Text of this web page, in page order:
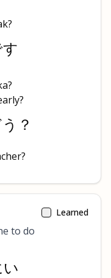
？
to do
Learned